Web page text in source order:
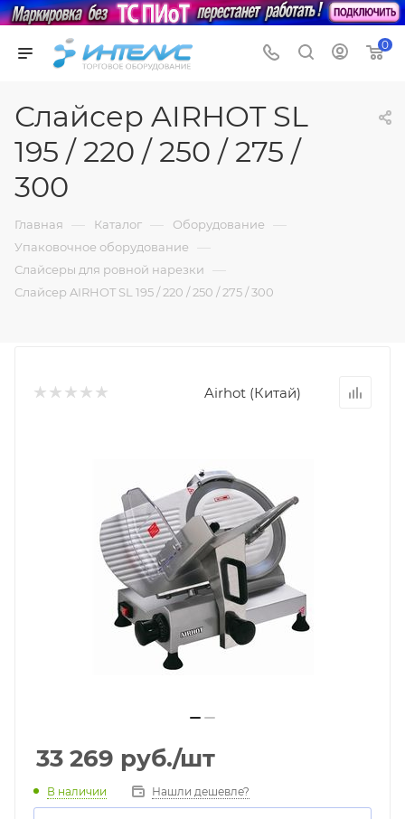
0
Слайсер AIRHOT SL
195 / 220 / 250 / 275 /
300
Главная — Каталог — Оборудование —
Упаковочное оборудование —
Слайсеры для ровной нарезки —
Слайсер AIRHOT SL 195 / 220 / 250 / 275 / 300
Airhot (Китай)
33 269 руб./шт
В наличии Нашли дешевле?